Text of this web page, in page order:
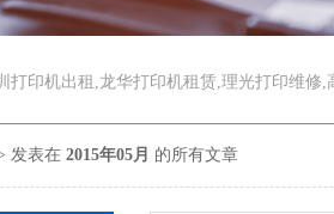
打印机出租,龙华打印机租赁,理光打印维修,
发表在 2015年05月 的所有文章